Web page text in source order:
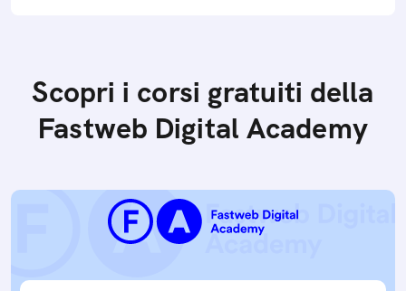
Scopri i corsi gratuiti della
Fastweb Digital Academy